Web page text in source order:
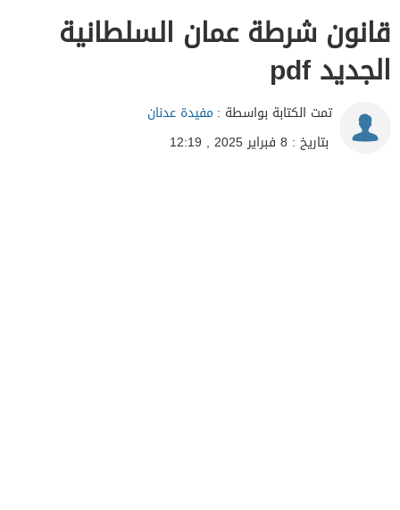
قانون شرطة عمان السلطانية
الجديد pdf
تمت الكتابة بواسطة : مفيدة عدنان
بتاريخ : 8 فبراير 2025 , 12:19